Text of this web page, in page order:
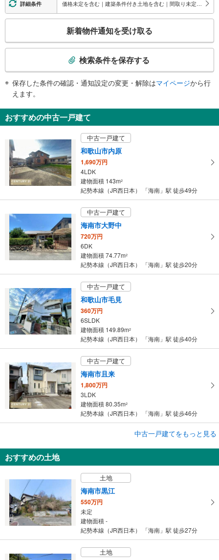
エスカレータ
・各ホーム⇔改札
・改札内
《車椅子対応》《ベビーベッド》
その他
・ＡＥＤ
詳細条件 価格未定を含む｜建築条件付き土地を含む｜間取り未定を含む｜浴室乾燥機あり
検
知
を
け
取
る
・
条
マ
イ
ペ
ー
ジ
存
す
る
新着物件通知を受け取る
検索条件を保存する
保存した条件の確認・通知設定の変更・解除はマイページから行
えます。
おすすめの中古一戸建て
中古一戸建て
和歌山市内原
1,690万円
4LDK
建物面積 143m2
紀勢本線（JR西日本） 「海南」駅 徒歩49分
中古一戸建て
海南市大野中
720万円
6DK
建物面積 74.77m2
紀勢本線（JR西日本） 「海南」駅 徒歩20分
中古一戸建て
和歌山市毛見
360万円
6SLDK
建物面積 149.89m2
紀勢本線（JR西日本） 「海南」駅 徒歩40分
中古一戸建て
海南市且来
1,800万円
3LDK
建物面積 80.35m2
紀勢本線（JR西日本） 「海南」駅 徒歩46分
和歌山市内原
建物面積 213.02m
紀勢本線（JR西日本） 「海南」駅 徒歩49分
中古一戸建てをもっと見る
おすすめの土地
土地
海南市黒江
550万円
未定
建物面積 -
紀勢本線（JR西日本） 「海南」駅 徒歩27分
土地